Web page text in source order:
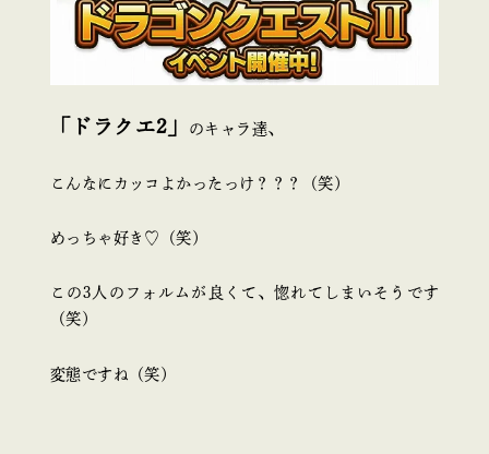
「ドラクエ2」 のキャラ達、
こんなにカッコよかったっけ？？？（笑）
めっちゃ好き♡（笑）
この3人のフォルムが良くて、惚れてしまいそうです
（笑）
変態ですね（笑）